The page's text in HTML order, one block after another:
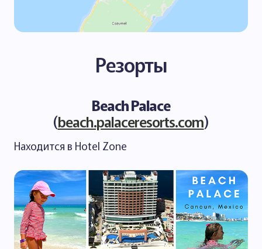
Резорты
Beach Palace
(beach.palaceresorts.com)
Находится в Hotel Zone